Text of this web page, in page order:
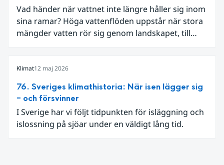
Vad händer när vattnet inte längre håller sig inom
sina ramar? Höga vattenflöden uppstår när stora
mängder vatten rör sig genom landskapet, till
Klimat12 maj 2026
76. Sveriges klimathistoria: När isen lägger sig
– och försvinner
I Sverige har vi följt tidpunkten för isläggning och
islossning på sjöar under en väldigt lång tid.